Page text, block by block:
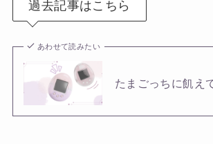
過去記事はこちら
あわせて読みたい
たまごっちに飢え